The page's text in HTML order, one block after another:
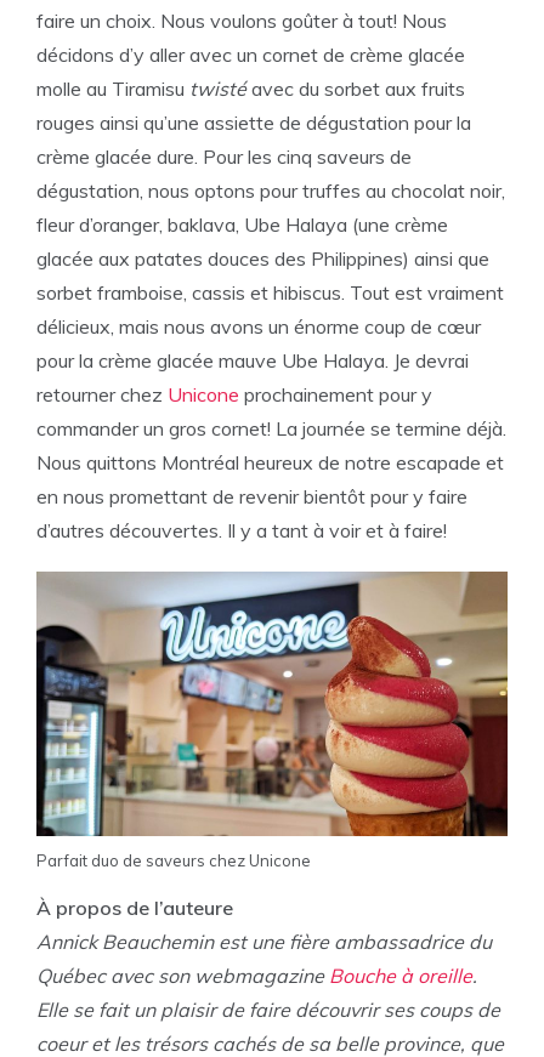
faire un choix. Nous voulons goûter à tout! Nous
décidons d’y aller avec un cornet de crème glacée
molle au Tiramisu twistéavec du sorbet aux fruits
rouges ainsi qu’une assiette de dégustation pour la
crème glacée dure. Pour les cinq saveurs de
dégustation, nous optons pour truffes au chocolat noir,
fleur d’oranger, baklava, Ube Halaya (une crème
glacée aux patates douces des Philippines) ainsi que
sorbet framboise, cassis et hibiscus. Tout est vraiment
délicieux, mais nous avons un énorme coup de cœur
pour la crème glacée mauve Ube Halaya. Je devrai
retourner chez Unicone prochainement pour y
commander un gros cornet! La journée se termine déjà.
Nous quittons Montréal heureux de notre escapade et
en nous promettant de revenir bientôt pour y faire
d’autres découvertes. Il y a tant à voir et à faire!
Parfait duo de saveurs chez Unicone
À propos de l’auteure
Annick Beauchemin est une fière ambassadrice du
Québec avec son webmagazine Bouche à oreille.
Elle se fait un plaisir de faire découvrir ses coups de
coeur et les trésors cachés de sa belle province, que